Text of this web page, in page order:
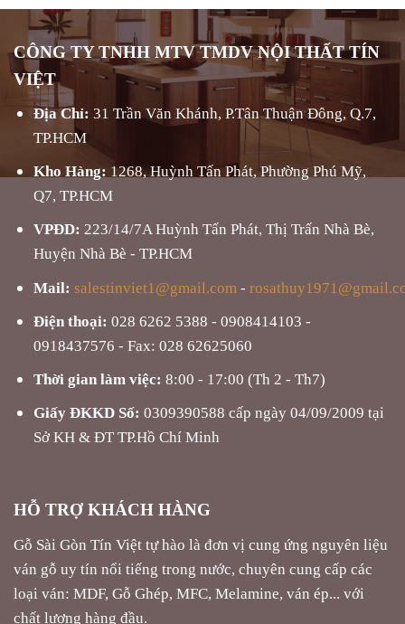
CÔNG TY TNHH MTV TMDV NỘI THẤT TÍN
VIỆT
Địa Chỉ: 31 Trần Văn Khánh, P.Tân Thuận Đông, Q.7,
TP.HCM
Kho Hàng: 1268, Huỳnh Tấn Phát, Phường Phú Mỹ,
Q7, TP.HCM
VPĐD: 223/14/7A Huỳnh Tấn Phát, Thị Trấn Nhà Bè,
Huyện Nhà Bè - TP.HCM
Mail: salestinviet1@gmail.com -
Điện thoại: 028 6262 5388 - 0908414103 -
0918437576 - Fax: 028 62625060
Thời gian làm việc: 8:00 - 17:00 (Th 2 - Th7)
Giấy ĐKKD Số: 0309390588 cấp ngày 04/09/2009 tại
Sở KH & ĐT TP.Hồ Chí Minh
HỖ TRỢ KHÁCH HÀNG
Gỗ Sài Gòn Tín Việt tự hào là đơn vị cung ứng nguyên liệu
ván gỗ uy tín nổi tiếng trong nước, chuyên cung cấp các
loại ván: MDF, Gỗ Ghép, MFC, Melamine, ván ép... với
chất lượng hàng đầu.